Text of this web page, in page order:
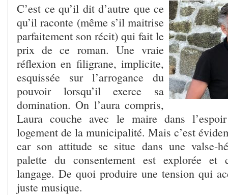
C’est ce qu’il dit d’autre que ce
qu’il raconte (même s’il maitrise
parfaitement son récit) qui fait le
prix de ce roman. Une vraie
réflexion en filigrane, implicite,
esquissée sur l’arrogance du
pouvoir lorsqu’il exerce sa
domination. On l’aura compris,
Laura couche avec le maire dans
logement de la municipalité. Mais c’est
car son attitude se situe dans une valse-
palette du consentement est explorée et
langage. De quoi produire une tension qui
juste musique.